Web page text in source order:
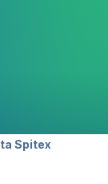
Spitex